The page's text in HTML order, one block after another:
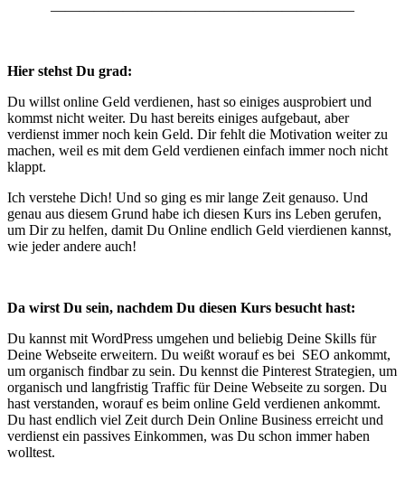
—————————————————————
Hier stehst Du grad:
Du willst online Geld verdienen, hast so einiges ausprobiert und
kommst nicht weiter. Du hast bereits einiges aufgebaut, aber
verdienst immer noch kein Geld. Dir fehlt die Motivation weiter zu
machen, weil es mit dem Geld verdienen einfach immer noch nicht
klappt.
Ich verstehe Dich! Und so ging es mir lange Zeit genauso. Und
genau aus diesem Grund habe ich diesen Kurs ins Leben gerufen,
um Dir zu helfen, damit Du Online endlich Geld vierdienen kannst,
wie jeder andere auch!
Da wirst Du sein, nachdem Du diesen Kurs besucht hast:
Du kannst mit WordPress umgehen und beliebig Deine Skills für
Deine Webseite erweitern. Du weißt worauf es bei SEO ankommt,
um organisch findbar zu sein. Du kennst die Pinterest Strategien, um
organisch und langfristig Traffic für Deine Webseite zu sorgen. Du
hast verstanden, worauf es beim online Geld verdienen ankommt.
Du hast endlich viel Zeit durch Dein Online Business erreicht und
verdienst ein passives Einkommen, was Du schon immer haben
wolltest.